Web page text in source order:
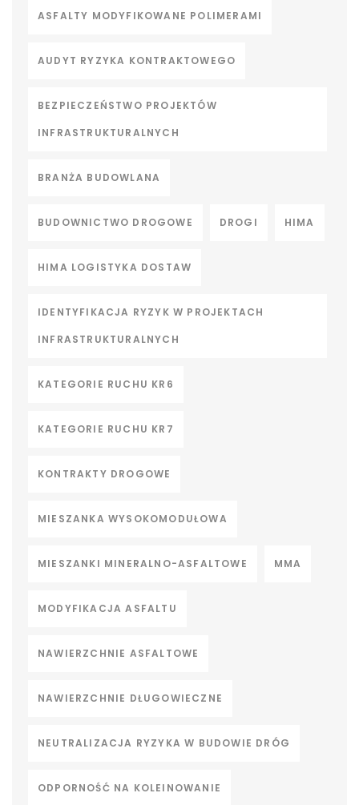
ASFALTY MODYFIKOWANE POLIMERAMI
AUDYT RYZYKA KONTRAKTOWEGO
BEZPIECZEŃSTWO PROJEKTÓW
INFRASTRUKTURALNYCH
BRANŻA BUDOWLANA
BUDOWNICTWO DROGOWE DROGI HIMA
HIMA LOGISTYKA DOSTAW
IDENTYFIKACJA RYZYK W PROJEKTACH
INFRASTRUKTURALNYCH
KATEGORIE RUCHU KR6
KATEGORIE RUCHU KR7
KONTRAKTY DROGOWE
MIESZANKA WYSOKOMODUŁOWA
MIESZANKI MINERALNO-ASFALTOWE MMA
MODYFIKACJA ASFALTU
NAWIERZCHNIE ASFALTOWE
NAWIERZCHNIE DŁUGOWIECZNE
NEUTRALIZACJA RYZYKA W BUDOWIE DRÓG
ODPORNOŚĆ NA KOLEINOWANIE